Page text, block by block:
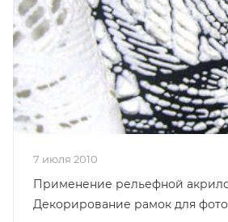
7 июля 2010
Применение рельефной
Декорирование рамок для